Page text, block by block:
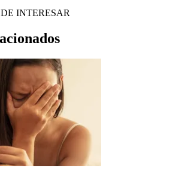
INTERESAR